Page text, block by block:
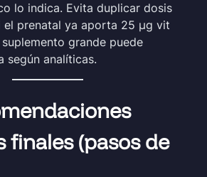
lo indica. Evita duplicar dosis
el prenatal ya aporta 25 µg vit
grande puede
según analíticas.
finales (pasos de